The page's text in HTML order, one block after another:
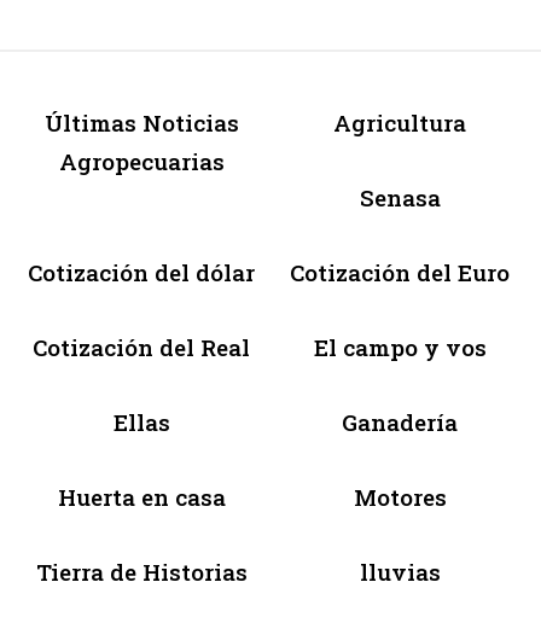
Últimas Noticias
Agropecuarias
Agricultura
Senasa
Cotización del dólar Cotización del Euro
Cotización del Real El campo y vos
Ellas Ganadería
Huerta en casa Motores
Tierra de Historias lluvias